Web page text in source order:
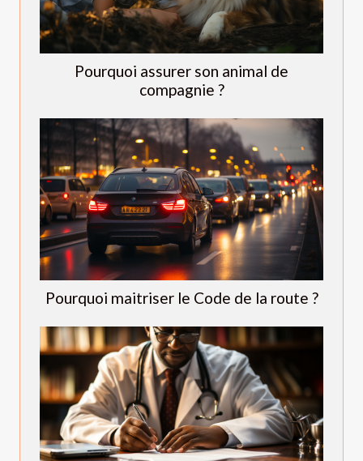
Pourquoi assurer son animal de
compagnie ?
Pourquoi maitriser le Code de la route ?